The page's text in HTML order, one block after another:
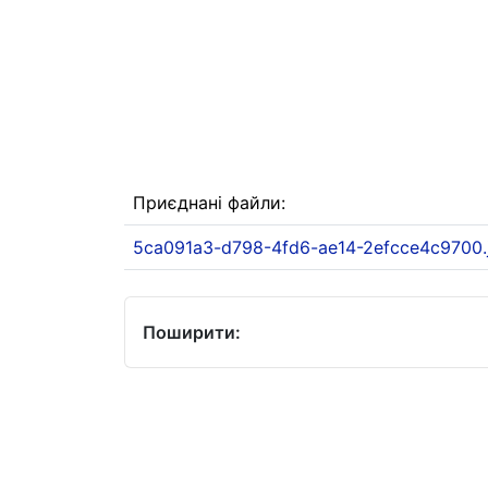
Приєднані файли:
5ca091a3-d798-4fd6-ae14-
Поширити: